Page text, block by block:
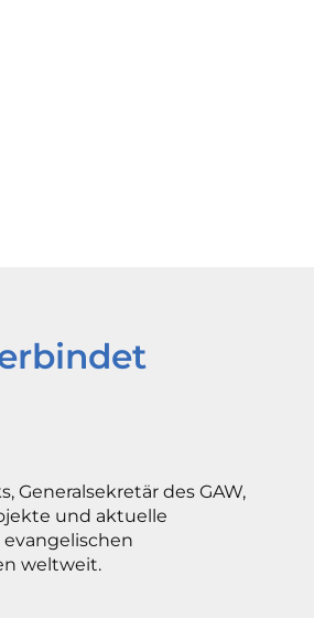
Generalsekretär des GAW,
und aktuelle
weltweit.